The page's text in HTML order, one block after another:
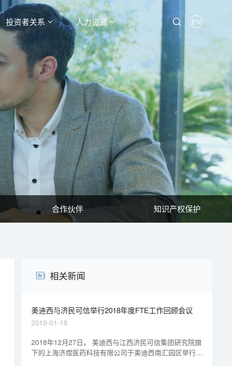
投资者关系 人力资源 EN
合作伙伴 知识产权保护
相关新闻
美迪西与济民可信举行2018年度FTE工作回顾会议
2019-01-18
2018年12月27日， 美迪西与江西济民可信集团研究院旗
下的上海济煜医药科技有限公司于美迪西南汇园区举行会